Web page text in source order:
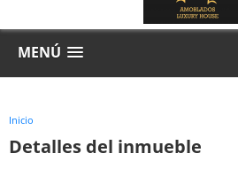
MENÚ
Inicio
Detalles del inmueble